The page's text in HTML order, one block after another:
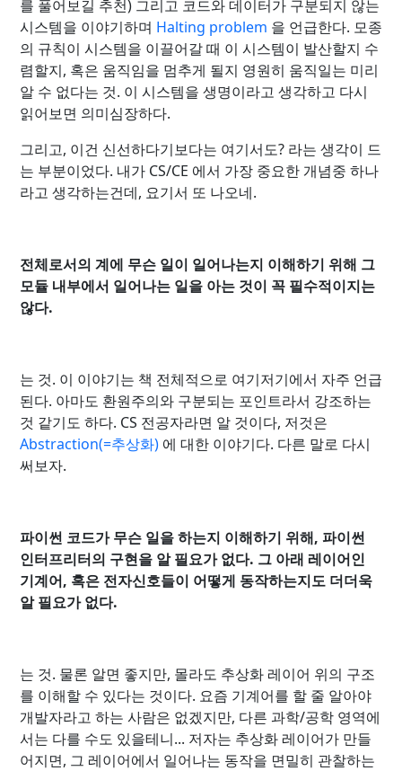
를 풀어보길 추천) 그리고 코드와 데이터가 구분되지 않는
시스템을 이야기하며 Halting problem 을 언급한다. 모종
의 규칙이 시스템을 이끌어갈 때 이 시스템이 발산할지 수
렴할지, 혹은 움직임을 멈추게 될지 영원히 움직일는 미리
알 수 없다는 것. 이 시스템을 생명이라고 생각하고 다시
읽어보면 의미심장하다.
그리고, 이건 신선하다기보다는 여기서도? 라는 생각이 드
는 부분이었다. 내가 CS/CE 에서 가장 중요한 개념중 하나
라고 생각하는건데, 요기서 또 나오네.
전체로서의 계에 무슨 일이 일어나는지 이해하기 위해 그
모듈 내부에서 일어나는 일을 아는 것이 꼭 필수적이지는
않다.
는 것. 이 이야기는 책 전체적으로 여기저기에서 자주 언급
된다. 아마도 환원주의와 구분되는 포인트라서 강조하는
것 같기도 하다. CS 전공자라면 알 것이다, 저것은
Abstraction(=추상화) 에 대한 이야기다. 다른 말로 다시
써보자.
파이썬 코드가 무슨 일을 하는지 이해하기 위해, 파이썬
인터프리터의 구현을 알 필요가 없다. 그 아래 레이어인
기계어, 혹은 전자신호들이 어떻게 동작하는지도 더더욱
알 필요가 없다.
는 것. 물론 알면 좋지만, 몰라도 추상화 레이어 위의 구조
를 이해할 수 있다는 것이다. 요즘 기계어를 할 줄 알아야
개발자라고 하는 사람은 없겠지만, 다른 과학/공학 영역에
서는 다를 수도 있을테니... 저자는 추상화 레이어가 만들
어지면, 그 레이어에서 일어나는 동작을 면밀히 관찰하는